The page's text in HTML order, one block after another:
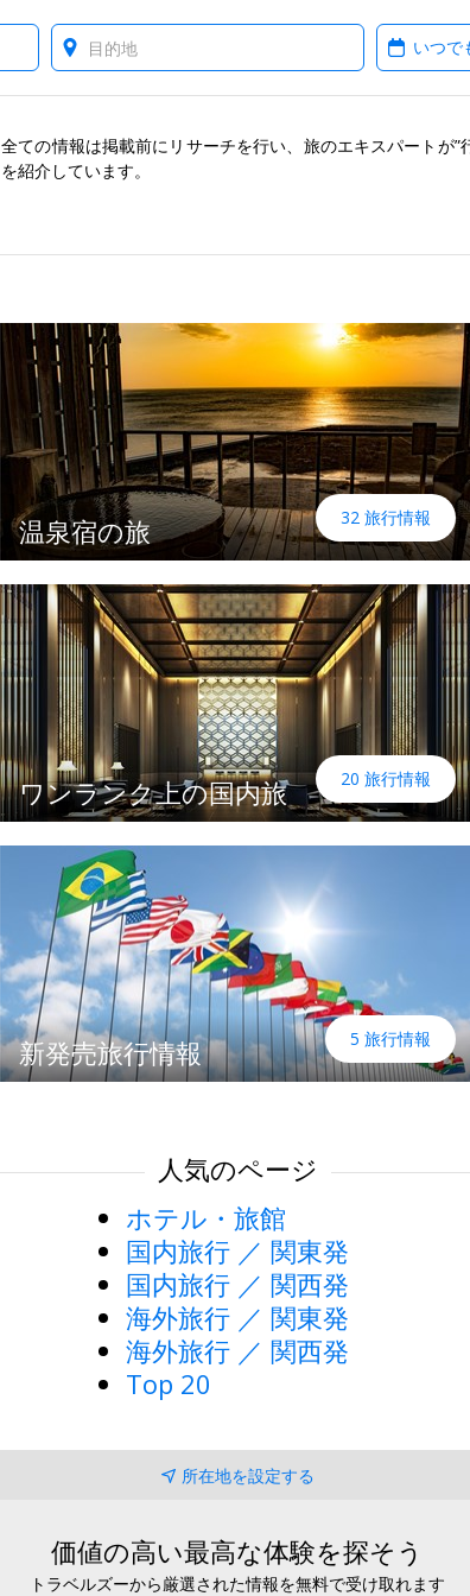
Where? When?
全ての情報は掲載前にリサーチを行い、旅のエキスパートが”
を紹介しています。
温泉宿の旅 32 旅行情報
ワンランク上の国内旅 20 旅行情報
新発売旅行情報 5 旅行情報
人気のページ
ホテル・旅館
国内旅行 ／ 関東発
国内旅行 ／ 関西発
海外旅行 ／ 関東発
海外旅行 ／ 関西発
Top 20
所在地を設定する
価値の高い最高な体験を探そう
トラベルズーから厳選された情報を無料で受け取れます